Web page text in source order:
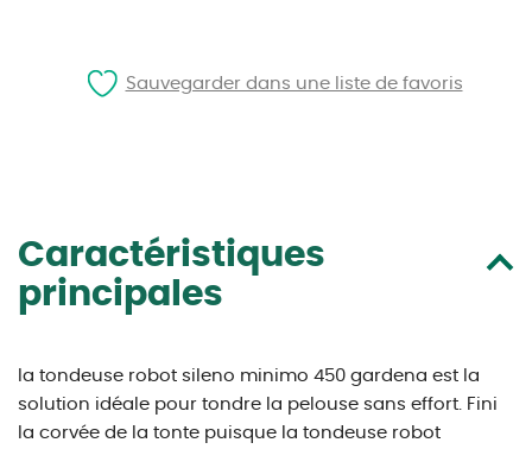
Caractéristiques
principales
la tondeuse robot sileno minimo 450 gardena est la
solution idéale pour tondre la pelouse sans effort. Fini
la corvée de la tonte puisque la tondeuse robot
Sauvegarder dans une liste de favoris